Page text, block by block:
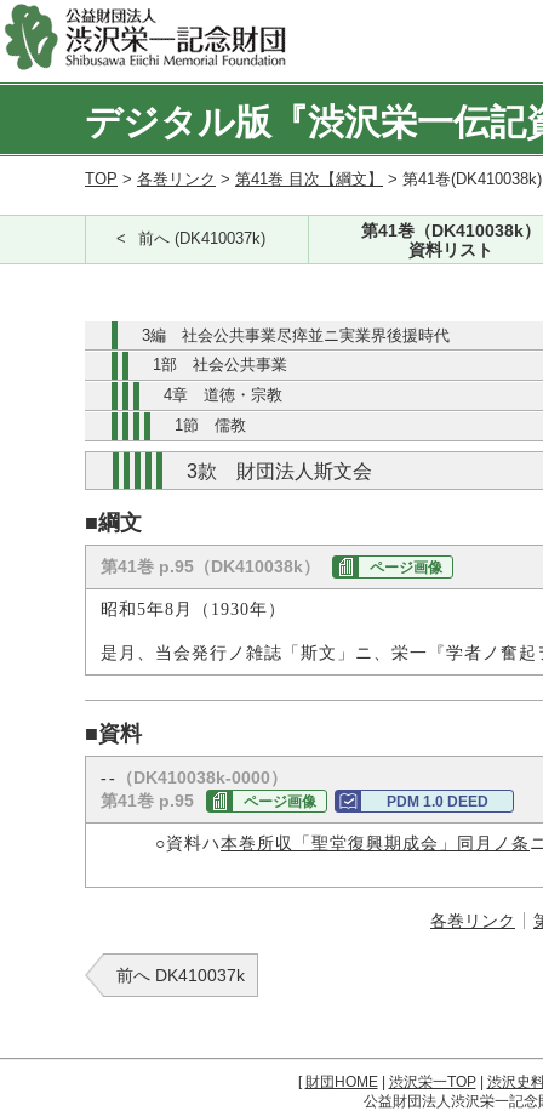
デジタル版『渋沢栄一伝記
TOP > 各巻リンク > 第41巻 目次【綱文】 > 第41巻
前へ (DK410037k)
第41巻（DK410038k）
資料リスト
3編 社会公共事業尽瘁並ニ実業界後援時代
1部 社会公共事業
4章 道徳・宗教
1節 儒教
3款 財団法人斯文会
■綱文
第41巻 p.95（DK410038k） ページ画像
昭和5年8月（1930年）
是月、当会発行ノ雑誌「斯文」ニ、栄一『学者ノ奮
■資料
-- （DK410038k-0000）
第41巻 p.95
ページ画像 PDM 1.0 DEED
○資料ハ本巻所収「聖堂復興期成会」同月ノ条
各巻リンク
前へ DK410037k
[財団HOME| 渋沢栄一TOP| 渋沢史
公益財団法人渋沢栄一記